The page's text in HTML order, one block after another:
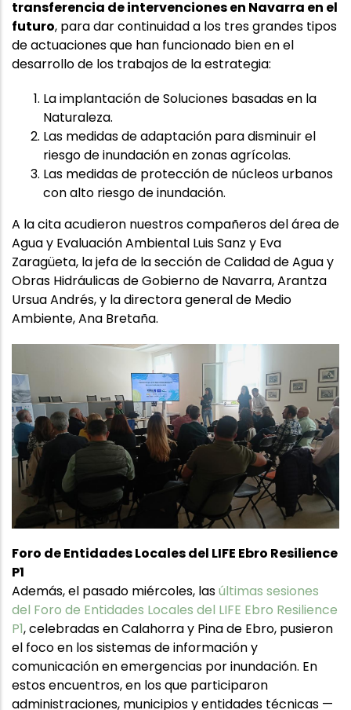
transferencia de intervenciones en Navarra en el
futuro, para dar continuidad a los tres grandes tipos
de actuaciones que han funcionado bien en el
desarrollo de los trabajos de la estrategia:
La implantación de Soluciones basadas en la
Naturaleza.
Las medidas de adaptación para disminuir el
riesgo de inundación en zonas agrícolas.
Las medidas de protección de núcleos urbanos
con alto riesgo de inundación.
A la cita acudieron nuestros compañeros del área de
Agua y Evaluación Ambiental Luis Sanz y Eva
Zaragüeta, la jefa de la sección de Calidad de Agua y
Obras Hidráulicas de Gobierno de Navarra, Arantza
Ursua Andrés, y la directora general de Medio
Ambiente, Ana Bretaña.
Foro de Entidades Locales del LIFE Ebro Resilience
P1
Además, el pasado miércoles, lasúltimas sesiones
del Foro de Entidades Locales del LIFE Ebro Resilience
P1, celebradas en Calahorra y Pina de Ebro, pusieron
el foco en los sistemas de información y
comunicación en emergencias por inundación. En
estos encuentros, en los que participaron
administraciones, municipios y entidades técnicas —